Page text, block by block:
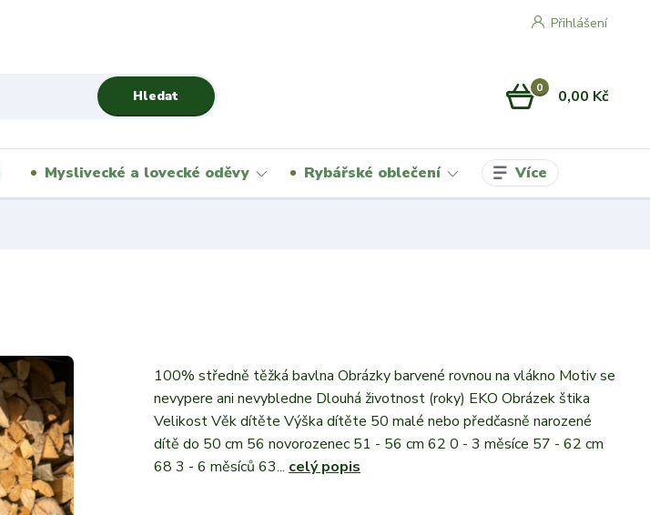
Přihlášení
Hledat 0 0,00 Kč
Myslivecké a lovecké oděvy Rybářské oblečení Více
100% středně těžká bavlna Obrázky barvené rovnou na vlákno Motiv se
nevypere ani nevybledne Dlouhá životnost (roky) EKO Obrázek štika
Velikost Věk dítěte Výška dítěte 50 malé nebo předčasně narozené
dítě do 50 cm 56 novorozenec 51 - 56 cm 62 0 - 3 měsíce 57 - 62 cm
68 3 - 6 měsíců 63... celý popis